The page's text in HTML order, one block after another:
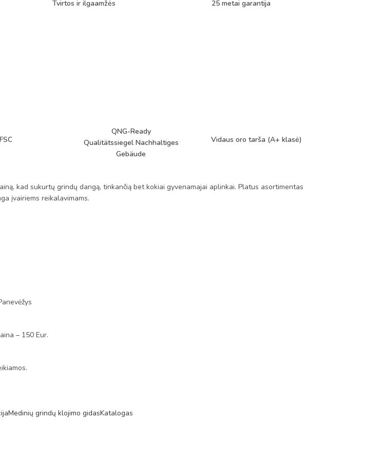
Tvirtos ir ilgaamžės 25 metai garantija
FSC
QNG-Ready
Qualitätssiegel Nachhaltiges
Gebäude
Vidaus oro tarša (A+ klasė)
kad sukurtų grindų dangą, tinkančią bet kokiai gyvenamajai aplinkai. Platus asortimentas
įvairiems reikalavimams.
– 150 Eur.
Medinių grindų klojimo gidasKatalogas